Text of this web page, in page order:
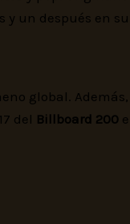
un después en su
global.
del Billboard 200